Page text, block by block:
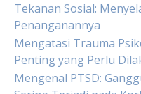
Tekanan Sosial:
Penanganannya
Mengatasi Trauma
Penting yang Perlu
Mengenal PTSD: